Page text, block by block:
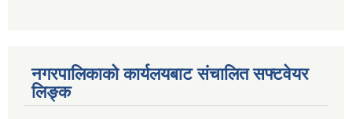
नगरपालिकाको कार्यलयबाट संचालित सफ्टवेयर
लिङ्क